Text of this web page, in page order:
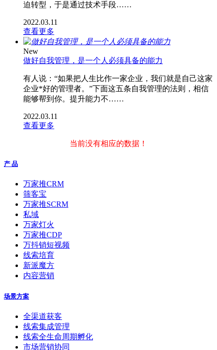
迫转型，于是通过技术手段……
2022.03.11
查看更多
New
做好自我管理，是一个人必须具备的能力
有人说：“如果把人生比作一家企业，我们就是自己这家
企业*好的管理者。”下面这五条自我管理的法则，相信
能够帮到你。提升能力不……
2022.03.11
查看更多
当前没有相应的数据！
产 品
万家推CRM
筛客宝
万家推SCRM
私域
万家灯火
万家推CDP
万抖销短视频
线索培育
新派魔方
内容营销
场景方案
全渠道获客
线索集成管理
线索全生命周期孵化
市场营销协同